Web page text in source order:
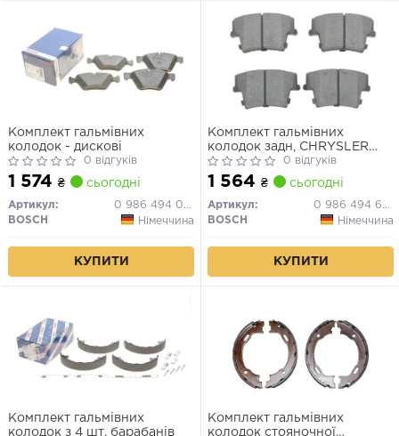
Комплект гальмівних
колодок - дискові
0 відгуків
1 574 ₴ сьогодні
Артикул:
0 986 494 001
BOSCH
Німеччина
КУПИТИ
Комплект гальмівних
колодок задн, CHRYSLER
300C DODGE CHALLENGER,
CHARGER LANCIA THEMA
2.7-6.4 09.04-
0 відгуків
1 564 ₴ сьогодні
Артикул:
0 986 494 678
BOSCH
Німеччина
КУПИТИ
Комплект гальмівних
колодок з 4 шт. барабанів
Комплект гальмівних
колодок стояночної